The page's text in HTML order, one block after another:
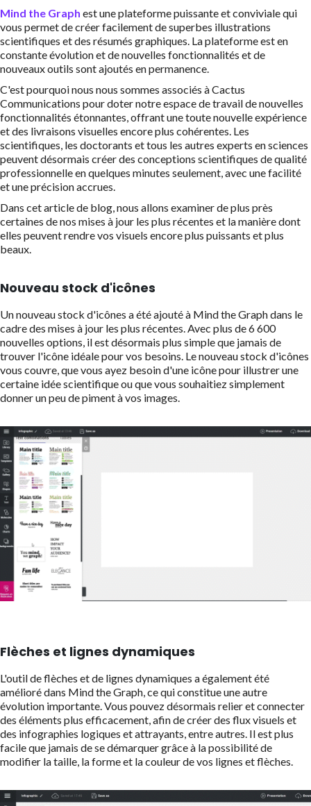
Mind the Graph est une plateforme puissante et conviviale qui
vous permet de créer facilement de superbes illustrations
scientifiques et des résumés graphiques. La plateforme est en
constante évolution et de nouvelles fonctionnalités et de
nouveaux outils sont ajoutés en permanence.
C'est pourquoi nous nous sommes associés à Cactus
Communications pour doter notre espace de travail de nouvelles
fonctionnalités étonnantes, offrant une toute nouvelle expérience
et des livraisons visuelles encore plus cohérentes. Les
scientifiques, les doctorants et tous les autres experts en sciences
peuvent désormais créer des conceptions scientifiques de qualité
professionnelle en quelques minutes seulement, avec une facilité
et une précision accrues.
Dans cet article de blog, nous allons examiner de plus près
certaines de nos mises à jour les plus récentes et la manière dont
elles peuvent rendre vos visuels encore plus puissants et plus
beaux.
Nouveau stock d'icônes
Un nouveau stock d'icônes a été ajouté à Mind the Graph dans le
cadre des mises à jour les plus récentes. Avec plus de 6 600
nouvelles options, il est désormais plus simple que jamais de
trouver l'icône idéale pour vos besoins. Le nouveau stock d'icônes
vous couvre, que vous ayez besoin d'une icône pour illustrer une
certaine idée scientifique ou que vous souhaitiez simplement
donner un peu de piment à vos images.
Flèches et lignes dynamiques
L'outil de flèches et de lignes dynamiques a également été
amélioré dans Mind the Graph, ce qui constitue une autre
évolution importante. Vous pouvez désormais relier et connecter
des éléments plus efficacement, afin de créer des flux visuels et
des infographies logiques et attrayants, entre autres. Il est plus
facile que jamais de se démarquer grâce à la possibilité de
modifier la taille, la forme et la couleur de vos lignes et flèches.